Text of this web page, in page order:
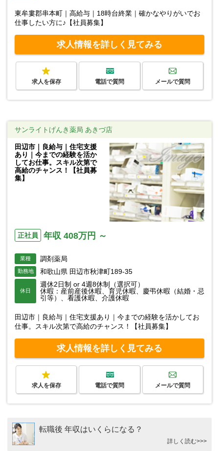
東牟婁郡串本町｜高給与｜18時台終業｜確かなやりがいでお
仕事したい方に♪【社員募集】
求人情報を詳しく見てみる
求人を保存 電話で質問 メールで質問
サンライトげんき薬局 あきづ店
田辺市｜良給与｜住宅支援
あり｜今までの経験を活か
してお仕事。スキル次第で
高給のチャンス！【社員募
集】
正社員 年収 408万円 ～
業種 調剤薬局
勤務地 和歌山県 田辺市秋津町189-35
休日
週休2日制 or 4週8休制（選択可）
休暇：産前産後休暇、育児休暇、慶弔休暇（結婚・忌
引等）、看護休暇、介護休暇
田辺市｜良給与｜住宅支援あり｜今までの経験を活かしてお
仕事。スキル次第で高給のチャンス！【社員募集】
求人情報を詳しく見てみる
求人を保存 電話で質問 メールで質問
転職後 年収はいくらになる？
詳しく読む>>>